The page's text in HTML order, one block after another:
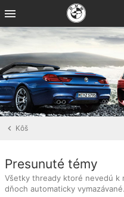
Kôš
Presunuté témy
Všetky thready ktoré nevedú k
dňoch automaticky vymazávané.